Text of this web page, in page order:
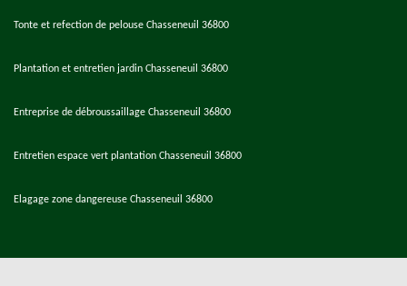
Tonte et refection de pelouse Chasseneuil 36800
Plantation et entretien jardin Chasseneuil 36800
Entreprise de débroussaillage Chasseneuil 36800
Entretien espace vert plantation Chasseneuil 36800
Elagage zone dangereuse Chasseneuil 36800